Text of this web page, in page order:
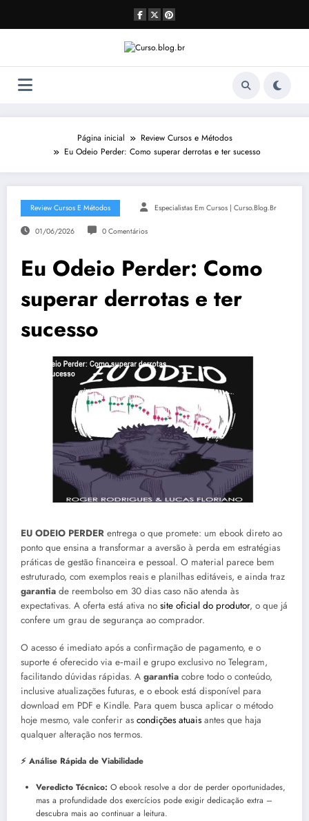
o
Página inicial
Review Cursos e Métodos
Eu Odeio Perder: Como superar derrotas e ter sucesso
Review Cursos E Métodos Especialistas Em Cursos | Curso.blog.br
01/06/2026 0 Comentários
Eu Odeio Perder: Como
superar derrotas e ter
sucesso
EU ODEIO PERDER entrega o que promete: um ebook direto ao
ponto que ensina a transformar a aversão à perda em estratégias
práticas de gestão financeira e pessoal. O material parece bem
estruturado, com exemplos reais e planilhas editáveis, e ainda traz
garantia de reembolso em 30 dias caso não atenda às
expectativas. A oferta está ativa no site oficial do produtor, o que já
confere um grau de segurança ao comprador.
O acesso é imediato após a confirmação de pagamento, e o
suporte é oferecido via e‑mail e grupo exclusivo no Telegram,
facilitando dúvidas rápidas. A garantia cobre todo o conteúdo,
inclusive atualizações futuras, e o ebook está disponível para
download em PDF e Kindle. Para quem busca aplicar o método
hoje mesmo, vale conferir as condições atuais antes que haja
qualquer alteração nos termos.
⚡ Análise Rápida de Viabilidade
Veredicto Técnico: O ebook resolve a dor de perder oportunidades,
mas a profundidade dos exercícios pode exigir dedicação extra –
descubra mais ao continuar a leitura.